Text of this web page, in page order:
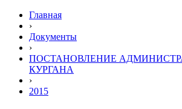
Главная
›
Документы
›
ПОСТАНОВЛЕНИЕ
КУРГАНА
›
2015